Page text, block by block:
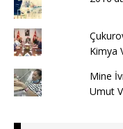
Kimya
Mine
Umut